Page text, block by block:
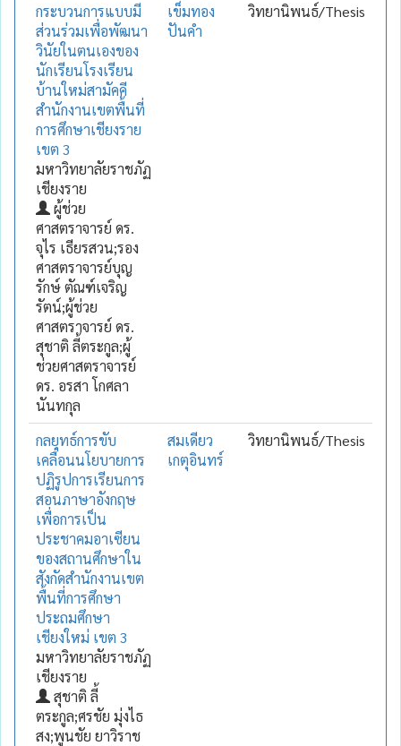
กระบวนการแบบมี
ส่วนร่วมเพื่อพัฒนา
วินัยในตนเองของ
นักเรียนโรงเรียน
บ้านใหม่สามัคคี
สำนักงานเขตพื้นที่
การศึกษาเชียงราย
เขต 3
มหาวิทยาลัยราชภัฏ
เชียงราย
ผู้ช่วย
ศาสตราจารย์ ดร.
จุไร เธียรสวน;รอง
ศาสตราจารย์บุญ
รักษ์ ตัณฑ์เจริญ
รัตน์;ผู้ช่วย
ศาสตราจารย์ ดร.
สุชาติ ลี้ตระกูล;ผู้
ช่วยศาสตราจารย์
ดร. อรสา โกศลา
นันทกุล
เข็มทอง
ปันคำ
วิทยานิพนธ์/Thesis
กลยุทธ์การขับ
เคลื่อนนโยบายการ
ปฏิรูปการเรียนการ
สอนภาษาอังกฤษ
เพื่อการเป็น
ประชาคมอาเซียน
ของสถานศึกษาใน
สังกัดสำนักงานเขต
พื้นที่การศึกษา
ประถมศึกษา
เชียงใหม่ เขต 3
มหาวิทยาลัยราชภัฏ
เชียงราย
สุชาติ ลี้
ตระกูล;ศรชัย มุ่งไธ
สง;พูนชัย ยาวิราช
สมเดียว
เกตุอินทร์
วิทยานิพนธ์/Thesis